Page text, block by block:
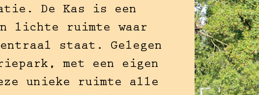
De Kas is een
lichte ruimte waar
staat. Gelegen
met een eigen
unieke ruimte alle